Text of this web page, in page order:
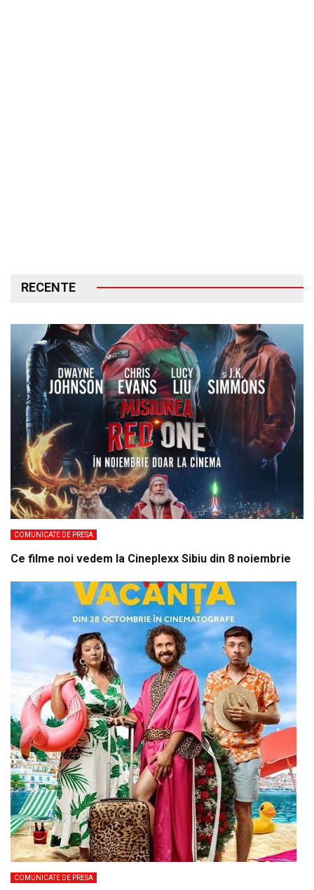
RECENTE
COMUNICATE DE PRESA
Ce filme noi vedem la Cineplexx Sibiu din 8 noiembrie
COMUNICATE DE PRESA